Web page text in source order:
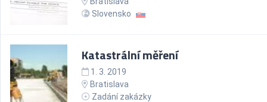
Slovensko
Katastrální měření
1. 3. 2019
Bratislava
Zadání zakázky